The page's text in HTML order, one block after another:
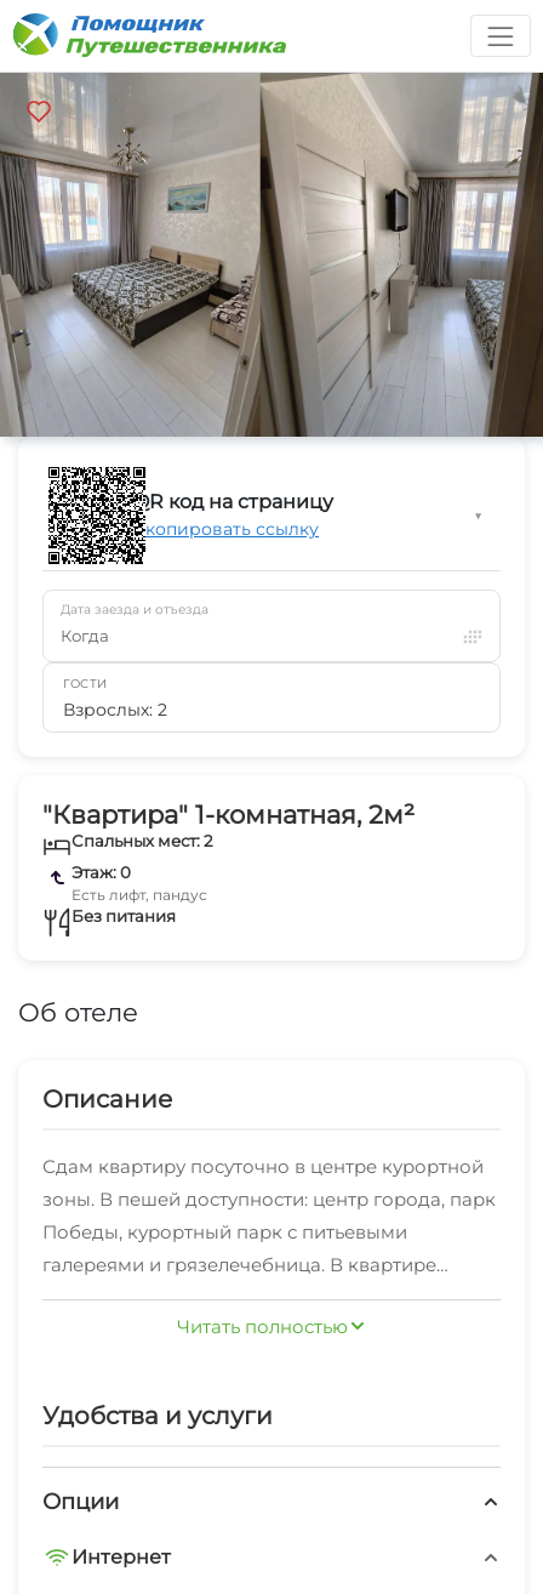
"Квартира" 1-комнатная, 2м²
Спальных мест: 2
Этаж: 0
Есть лифт, пандус
Без питания
Об отеле
Описание
Сдам квартиру посуточно в центре курортной
зоны. В пешей доступности: центр города, парк
Победы, курортный парк с питьевыми
галереями и грязелечебница. В квартире
имеется все необходимое для комфортного
отдыха: постельные принадлежности,
Fi, стиральная машина, фен, утюг . Размещение
гости.
Читать полностью
Удобства и услуги
Опции
Интернет
QR код на страницу
Скопировать ссылку
▼
Дата заезда и отъезда
Когда
ГОСТИ
Взрослых: 2